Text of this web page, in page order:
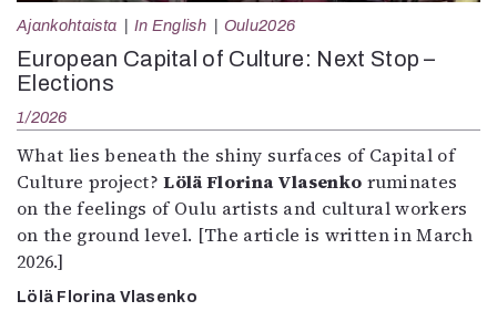
Ajankohtaista In English Oulu2026
European Capital of Culture: Next Stop –
Elections
1/2026
What lies beneath the shiny surfaces of Capital of
Culture project?Lölä Florina Vlasenko ruminates
on the feelings of Oulu artists and cultural workers
on the ground level. [The article is written in March
2026.]
Lölä Florina Vlasenko